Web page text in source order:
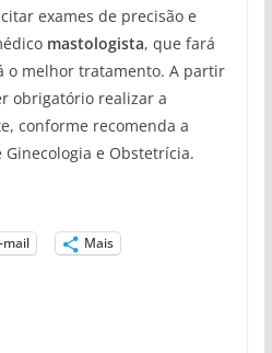
exames de precisão e
mastologista, que fará
o melhor tratamento. A partir
obrigatório realizar a
conforme recomenda a
Ginecologia e Obstetrícia.
mail
Mais